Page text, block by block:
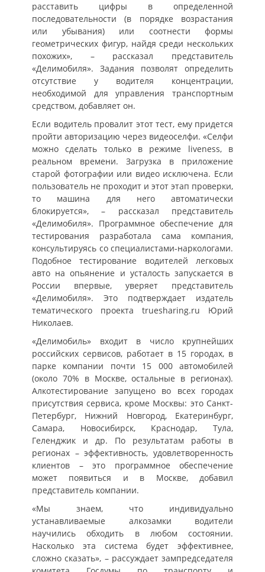
расставить цифры в определенной
последовательности (в порядке возрастания
или убывания) или соотнести формы
геометрических фигур, найдя среди нескольких
похожих», – рассказал представитель
«Делимобиля». Задания позволят определить
отсутствие у водителя концентрации,
необходимой для управления транспортным
средством, добавляет он.
Если водитель провалит этот тест, ему придется
пройти авторизацию через видеоселфи. «Селфи
можно сделать только в режиме liveness, в
реальном времени. Загрузка в приложение
старой фотографии или видео исключена. Если
пользователь не проходит и этот этап проверки,
то машина для него автоматически
блокируется», – рассказал представитель
«Делимобиля». Программное обеспечение для
тестирования разработала сама компания,
консультируясь со специалистами-наркологами.
Подобное тестирование водителей легковых
авто на опьянение и усталость запускается в
России впервые, уверяет представитель
«Делимобиля». Это подтверждает издатель
тематического проекта truesharing.ru Юрий
Николаев.
«Делимобиль» входит в число крупнейших
российских сервисов, работает в 15 городах, в
парке компании почти 15 000 автомобилей
(около 70% в Москве, остальные в регионах).
Алкотестирование запущено во всех городах
присутствия сервиса, кроме Москвы: это Санкт-
Петербург, Нижний Новгород, Екатеринбург,
Самара, Новосибирск, Краснодар, Тула,
Геленджик и др. По результатам работы в
регионах – эффективность, удовлетворенность
клиентов – это программное обеспечение
может появиться и в Москве, добавил
представитель компании.
«Мы знаем, что индивидуально
устанавливаемые алкозамки водители
научились обходить в любом состоянии.
Насколько эта система будет эффективнее,
сложно сказать», – рассуждает зампредседателя